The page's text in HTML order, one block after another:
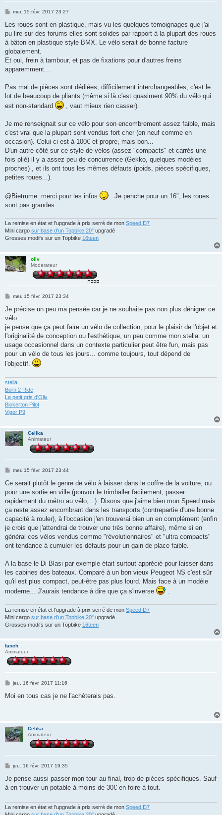
M
s
a
g
mer. 15 févr. 2017 23:27
Les roues sont en plastique, mais vu les quelques témoignages que j'ai
pu lire sur des forums elles sont solides par rapport à la plupart des roues
à bâton en plastique style BMX. Le vélo serait de bonne facture
globalement.
Et oui, frein à tambour, et pas de fixations pour d'autres freins
apparemment...
Pas mal de pièces sont dédiées, difficilement interchangeables, c'est le
lot de beaucoup de pliants (même si là c'est quasiment 90% du vélo qui
est non-standard
, vaut mieux rien casser).
Je me renseignait sur ce vélo pour son encombrement assez faible, mais
c'est vrai que la plupart sont vendus fort cher (en neuf comme en
occasion). Celui ci est à 100€ et propre, mais bon...
D'un autre côté sur ce style de vélos (assez "compacts" et carrés une
fois plié) il y a assez peu de concurrence (Gekko, quelques modèles
proches) , et ils ont tous les mêmes défauts (poids, pièces spécifiques,
petites roues...).
@Bietrume: merci pour les infos
. Je penche pour un 16", les roues
sont pas grandes.
La remise en état et l'upgrade à prix serré de mon Speed D7
Mini cargo sur base d'un Topbike 20" upgradé
Grosses modifs sur un Topbike 16teen
oliv
Modérateur
M
s
a
g
e
mer. 15 févr. 2017 23:34
Je précise un peu ma pensée car je ne souhaite pas non plus dénigrer ce
vélo.
je pense que ça peut faire un vélo de collection, pour le plaisir de l'objet et
l'originalité de conception ou l'esthétique, un peu comme mon stella. un
usage occasionnel dans un contexte particulier peut être fun, mais pas
pour un vélo de tous les jours... comme toujours, tout dépend de
l'objectif.
stella
Born 2 Ride
Le petit gris d'Oliv
Bickerton Pilot
Vigor P9
Celika
Animateur
M
s
a
g
e
mer. 15 févr. 2017 23:44
Ce serait plutôt le genre de vélo à laisser dans le coffre de la voiture, ou
pour une sortie en ville (pouvoir le trimballer facilement, passer
rapidement du métro au vélo,...). Disons que j'aime bien mon Speed mais
ça reste assez encombrant dans les transports (contrepartie d'une bonne
capacité à rouler), à l'occasion j'en trouverai bien un en complément (enfin
je crois que j'attendrai de trouver une très bonne affaire), même si en
général ces vélos vendus comme "révolutionnaires" et "ultra compacts"
ont tendance à cumuler les défauts pour un gain de place faible.
A la base le Di Blasi par exemple était surtout apprécié pour laisser dans
les cabines des bateaux. Comparé à un bon vieux Peugeot NS c'est sûr
qu'il est plus compact, peut-être pas plus lourd. Mais face à un modèle
moderne... J'aurais tendance à dire que ça s'inverse
La remise en état et l'upgrade à prix serré de mon Speed D7
Mini cargo sur base d'un Topbike 20" upgradé
Grosses modifs sur un Topbike 16teen
fanch
Animateur
M
s
jeu. 16 févr. 2017 11:16
Moi en tous cas je ne l'achèterais pas.
Celika
Animateur
M
s
a
jeu. 16 févr. 2017 19:35
Je pense aussi passer mon tour au final, trop de pièces spécifiques. Sauf
à en trouver un potable à moins de 30€ en foire à tout.
La remise en état et l'upgrade à prix serré de mon Speed D7